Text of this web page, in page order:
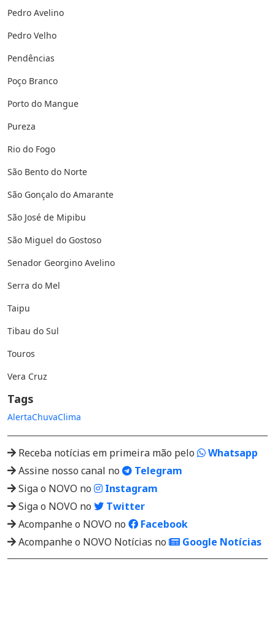
Pedro Avelino
Pedro Velho
Pendências
Poço Branco
Porto do Mangue
Pureza
Rio do Fogo
São Bento do Norte
São Gonçalo do Amarante
São José de Mipibu
São Miguel do Gostoso
Senador Georgino Avelino
Serra do Mel
Taipu
Tibau do Sul
Touros
Vera Cruz
Tags
AlertaChuvaClima
Receba notícias em primeira mão pelo
Whatsapp
Assine nosso canal no
Telegram
Siga o NOVO no
Instagram
Siga o NOVO no
Twitter
Acompanhe o NOVO no
Facebook
Acompanhe o NOVO Notícias no
Google Notícias